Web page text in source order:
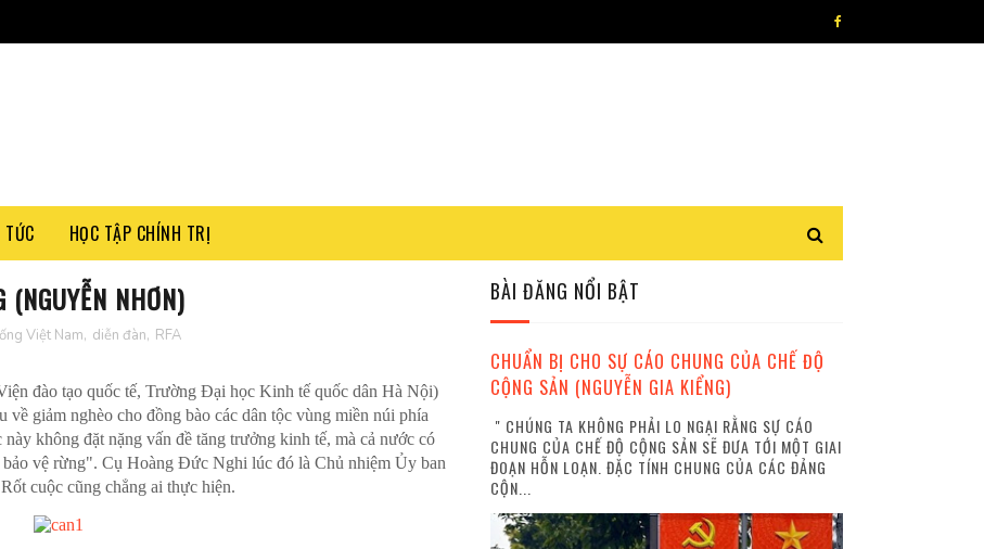
HỌC TẬP CHÍNH TRỊ
NHƠN)
Việt Nam, diễn đàn, RFA
đào tạo quốc tế, Trường Đại học Kinh tế quốc dân Hà Nội)
giảm nghèo cho đồng bào các dân tộc vùng miền núi phía
không đặt nặng vấn đề tăng trưởng kinh tế, mà cả nước có
vệ rừng". Cụ Hoàng Đức Nghi lúc đó là Chủ nhiệm Ủy ban
cuộc cũng chẳng ai thực hiện.
BÀI ĐĂNG NỔI BẬT
CHUẨN BỊ CHO SỰ CÁO CHUNG CỦA CHẾ ĐỘ
CỘNG SẢN (NGUYỄN GIA KIỂNG)
" CHÚNG TA KHÔNG PHẢI LO NGẠI RẰNG SỰ CÁO
CHUNG CỦA CHẾ ĐỘ CỘNG SẢN SẼ ĐƯA TỚI MỘT GIAI
ĐOẠN HỖN LOẠN. ĐẶC TÍNH CHUNG CỦA CÁC ĐẢNG
CỘN...